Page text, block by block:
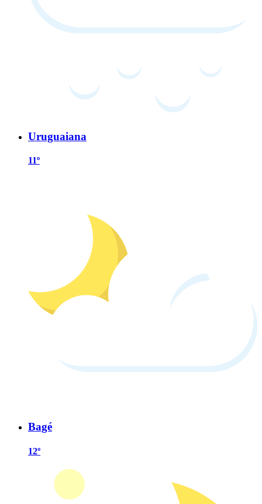
Uruguaiana
11º
Bagé
12º